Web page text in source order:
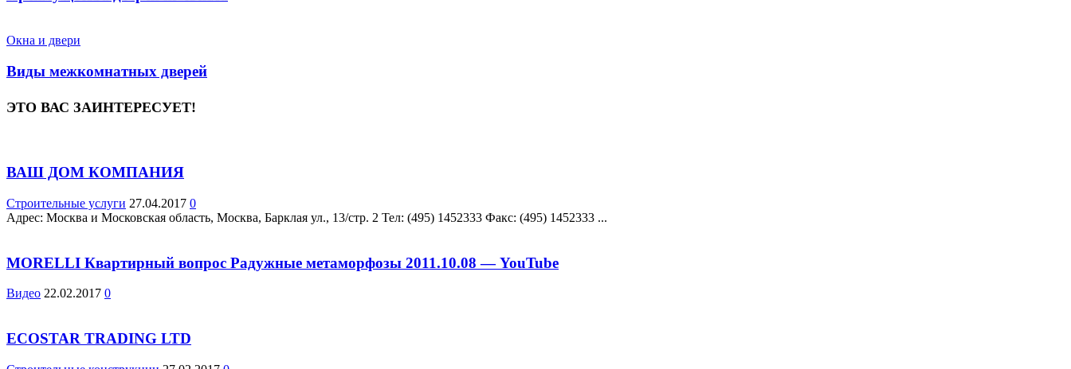
Окна и двери
Виды межкомнатных дверей
ЭТО ВАС ЗАИНТЕРЕСУЕТ!
ВАШ ДОМ КОМПАНИЯ
Строительные услуги 27.04.2017 0
Адрес: Москва и Московская область, Москва, Барклая ул., 13/стр. 2 Teл: (495) 1452333 Факс: (495) 1452333 ...
MORELLI Квартирный вопрос Радужные метаморфозы 2011.10.08 — YouTube
Видео 22.02.2017 0
ECOSTAR TRADING LTD